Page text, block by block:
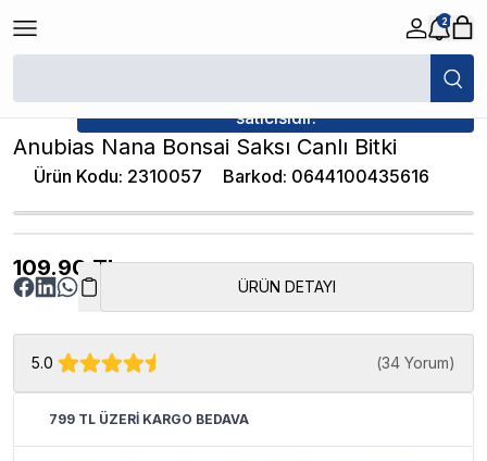
2
/
satıcısıdır.
Anubias Nana Bonsai Saksı Canlı Bitki
Ürün Kodu: 2310057 Barkod: 0644100435616
109.90 TL
ÜRÜN DETAYI
5.0 (34 Yorum)
799 TL ÜZERİ KARGO BEDAVA